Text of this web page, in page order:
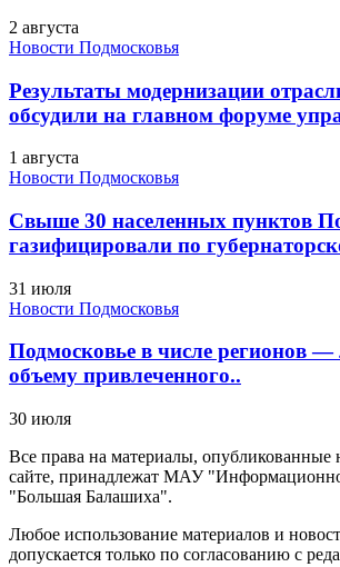
2 августа
Новости Подмосковья
Результаты модернизации
обсудили на главном форуме
1 августа
Новости Подмосковья
Свыше 30 населенных пунктов
газифицировали по
31 июля
Новости Подмосковья
Подмосковье в числе регионов —
объему привлеченного..
30 июля
Все права на материалы, опубликованные
сайте, принадлежат МАУ
"Большая Балашиха".
Любое использование материалов и
допускается только по согласованию с